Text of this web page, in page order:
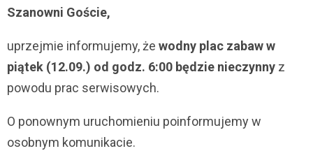
Szanowni Goście,
uprzejmie informujemy, że wodny plac zabaw w
piątek (12.09.) od godz. 6:00 będzie nieczynny z
powodu prac serwisowych.
O ponownym uruchomieniu poinformujemy w
osobnym komunikacie.